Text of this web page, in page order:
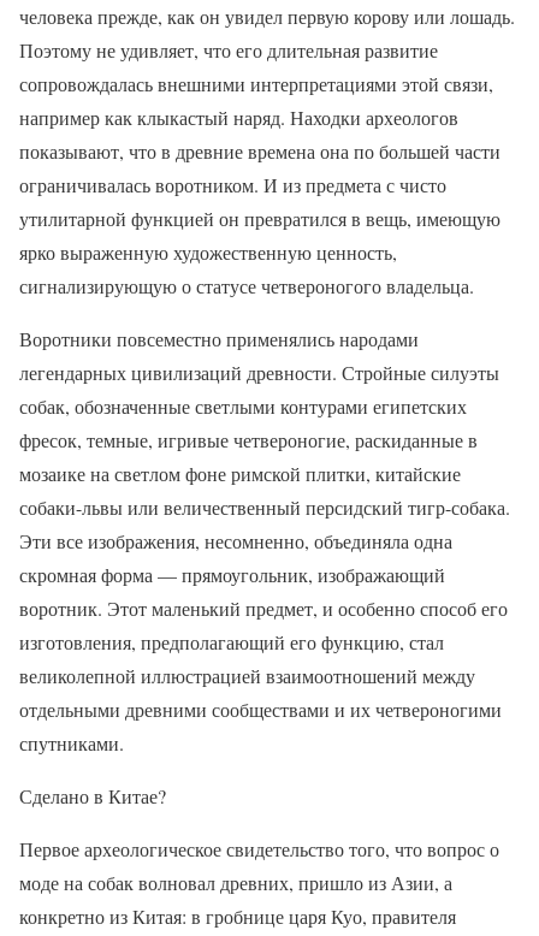
человека прежде, как он увидел первую корову или лошадь.
Поэтому не удивляет, что его длительная развитие
сопровождалась внешними интерпретациями этой связи,
например как клыкастый наряд. Находки археологов
показывают, что в древние времена она по большей части
ограничивалась воротником. И из предмета с чисто
утилитарной функцией он превратился в вещь, имеющую
ярко выраженную художественную ценность,
сигнализирующую о статусе четвероногого владельца.
Воротники повсеместно применялись народами
легендарных цивилизаций древности. Стройные силуэты
собак, обозначенные светлыми контурами египетских
фресок, темные, игривые четвероногие, раскиданные в
мозаике на светлом фоне римской плитки, китайские
собаки-львы или величественный персидский тигр-собака.
Эти все изображения, несомненно, объединяла одна
скромная форма — прямоугольник, изображающий
воротник. Этот маленький предмет, и особенно способ его
изготовления, предполагающий его функцию, стал
великолепной иллюстрацией взаимоотношений между
отдельными древними сообществами и их четвероногими
спутниками.
Сделано в Китае?
Первое археологическое свидетельство того, что вопрос о
моде на собак волновал древних, пришло из Азии, а
конкретно из Китая: в гробнице царя Куо, правителя